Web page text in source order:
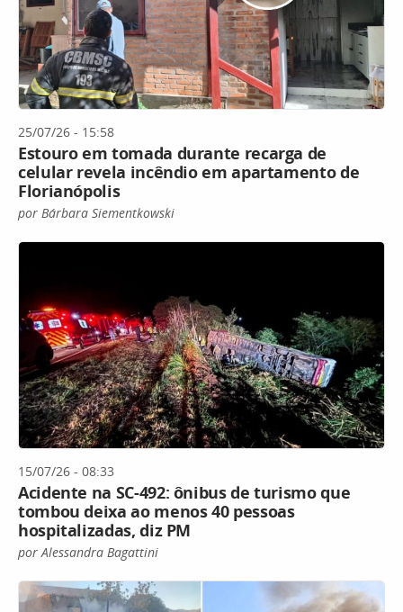
25/07/26 - 15:58
Estouro em tomada durante recarga de
celular revela incêndio em apartamento de
Florianópolis
por Bárbara Siementkowski
15/07/26 - 08:33
Acidente na SC-492: ônibus de turismo que
tombou deixa ao menos 40 pessoas
hospitalizadas, diz PM
por Alessandra Bagattini